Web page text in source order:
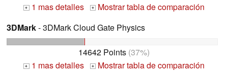
+ 1 mas detalles +
Mostrar tabla de comparación
3DMark- 3DMark Cloud Gate Physics
14642 Points (37%)
+ 1 mas detalles +
Mostrar tabla de comparación